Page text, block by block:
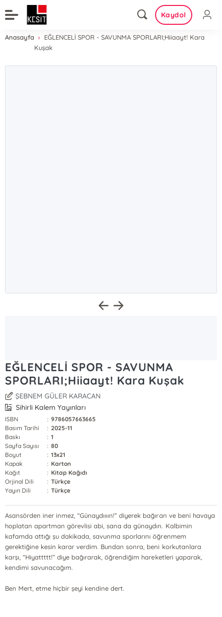
Kaydol
Anasayfa
EĞLENCELİ SPOR - SAVUNMA SPORLARI;Hiiaayt! Kara
Kuşak
EĞLENCELİ SPOR - SAVUNMA
SPORLARI;Hiiaayt! Kara Kuşak
ŞEBNEM GÜLER KARACAN
Sihirli Kalem Yayınları
ISBN : 9786057663665
Basım Tarihi
: 2025-11
Baskı
: 1
Sayfa Sayısı
: 80
Boyut
: 13x21
Kapak
: Karton
Kağıt
: Kitap Kağıdı
Orjinal Dili
: Türkçe
Yayın Dili
: Türkçe
Asansörden iner inmez, “Günaydıııın!” diyerek bağıran ve beni havaya
hoplatan apartman görevlisi abi, sana da günaydın. Kalbimin
kafamda attığı şu dakikada, savunma sporlarını öğrenmem
gerektiğine kesin karar verdim. Bundan sonra, beni korkutanlara
karşı, “Hiyattttt!” diye bağırarak, öğrendiğim hareketleri yaparak,
kendimi savunacağım.
Ben Mert, etme hiçbir şeyi kendine dert.